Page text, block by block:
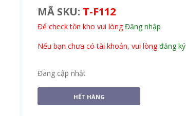
MÃ SKU: T-F112
Để check tồn kho vui lòngĐăng nhập
Nếu bạn chưa có tài khoản, vui lòngđăng ký
Đang cập nhật
HẾT HÀNG